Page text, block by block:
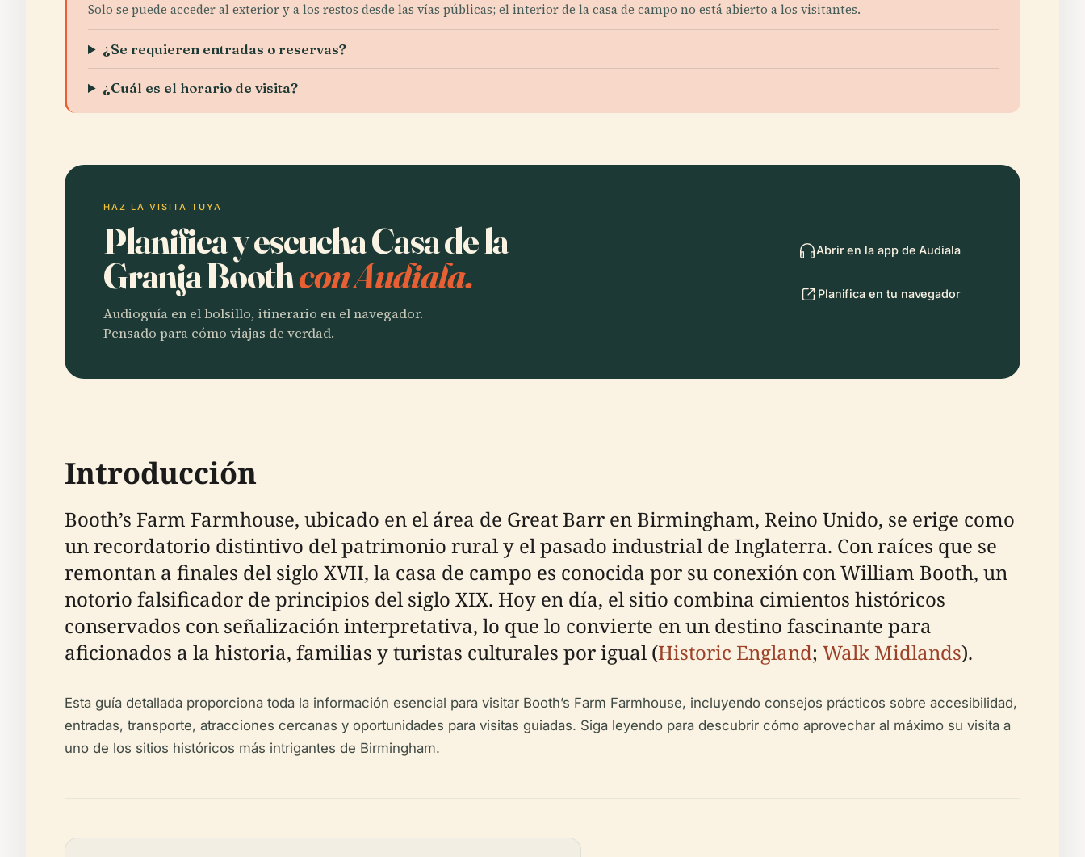
Solo se puede acceder al exterior y a los restos desde las vías públicas; el interior de la casa de campo no está abierto a los visitantes.
¿Se requieren entradas o reservas?
¿Cuál es el horario de visita?
HAZ LA VISITA TUYA
Planifica y escucha Casa de la
Granja Boothcon Audiala.
Audioguía en el bolsillo, itinerario en el navegador.
Pensado para cómo viajas de verdad.
Abrir en la app de Audiala
Planifica en tu navegador
Introducción
Booth’s Farm Farmhouse, ubicado en el área de Great Barr en Birmingham, Reino Unido, se erige como
un recordatorio distintivo del patrimonio rural y el pasado industrial de Inglaterra. Con raíces que se
remontan a finales del siglo XVII, la casa de campo es conocida por su conexión con William Booth, un
notorio falsificador de principios del siglo XIX. Hoy en día, el sitio combina cimientos históricos
conservados con señalización interpretativa, lo que lo convierte en un destino fascinante para
aficionados a la historia, familias y turistas culturales por igual (Historic England; Walk Midlands).
Esta guía detallada proporciona toda la información esencial para visitar Booth’s Farm Farmhouse, incluyendo consejos prácticos sobre accesibilidad,
entradas, transporte, atracciones cercanas y oportunidades para visitas guiadas. Siga leyendo para descubrir cómo aprovechar al máximo su visita a
uno de los sitios históricos más intrigantes de Birmingham.